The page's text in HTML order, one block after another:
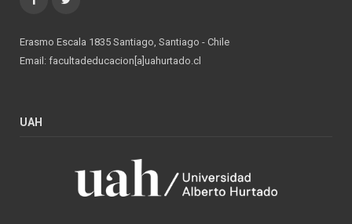
Erasmo Escala 1835 Santiago, Santiago - Chile
Email: facultadeducacion[a]uahurtado.cl
UAH